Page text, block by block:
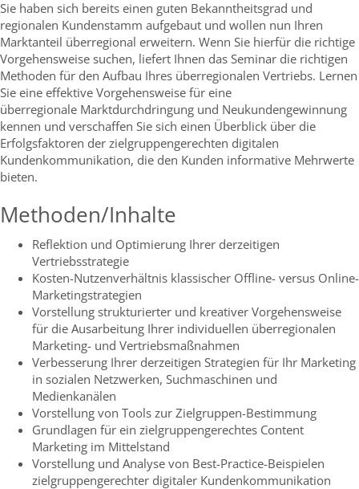
Sie haben sich bereits einen guten Bekanntheitsgrad und
regionalen Kundenstamm aufgebaut und wollen nun Ihren
Marktanteil überregional erweitern. Wenn Sie hierfür die richtige
Vorgehensweise suchen, liefert Ihnen das Seminar die richtigen
Methoden für den Aufbau Ihres überregionalen Vertriebs. Lernen
Sie eine effektive Vorgehensweise für eine
überregionale Marktdurchdringung und Neukundengewinnung
kennen und verschaffen Sie sich einen Überblick über die
Erfolgsfaktoren der zielgruppengerechten digitalen
Kundenkommunikation, die den Kunden informative Mehrwerte
bieten.
Methoden/Inhalte
Reflektion und Optimierung Ihrer derzeitigen
Vertriebsstrategie
Kosten-Nutzenverhältnis klassischer Offline- versus Online-
Marketingstrategien
Vorstellung strukturierter und kreativer Vorgehensweise
für die Ausarbeitung Ihrer individuellen überregionalen
Marketing- und Vertriebsmaßnahmen
Verbesserung Ihrer derzeitigen Strategien für Ihr Marketing
in sozialen Netzwerken, Suchmaschinen und
Medienkanälen
Vorstellung von Tools zur Zielgruppen-Bestimmung
Grundlagen für ein zielgruppengerechtes Content
Marketing im Mittelstand
Vorstellung und Analyse von Best-Practice-Beispielen
zielgruppengerechter digitaler Kundenkommunikation